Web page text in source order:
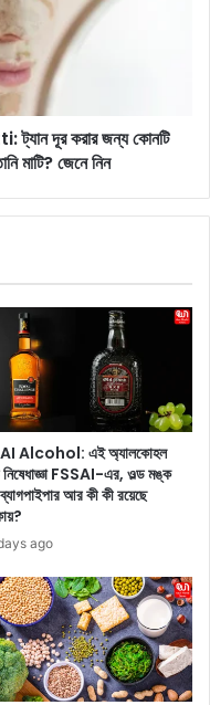
দূর করার জন্য কোনটি
মাটি? জেনে নিন
Alcohol: এই অ্যালকোহল
নিষেধাজ্ঞা FSSAI-এর, ওল্ড মঙ্ক
আর কী কী রয়েছে
ago